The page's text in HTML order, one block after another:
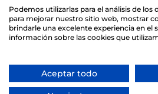
© 2026 Club Deportivo Básico
Podemos utilizarlas para el análisis de los
para mejorar nuestro sitio web, mostrar
brindarle una excelente experiencia en el
información sobre las cookies que
Aceptar todo